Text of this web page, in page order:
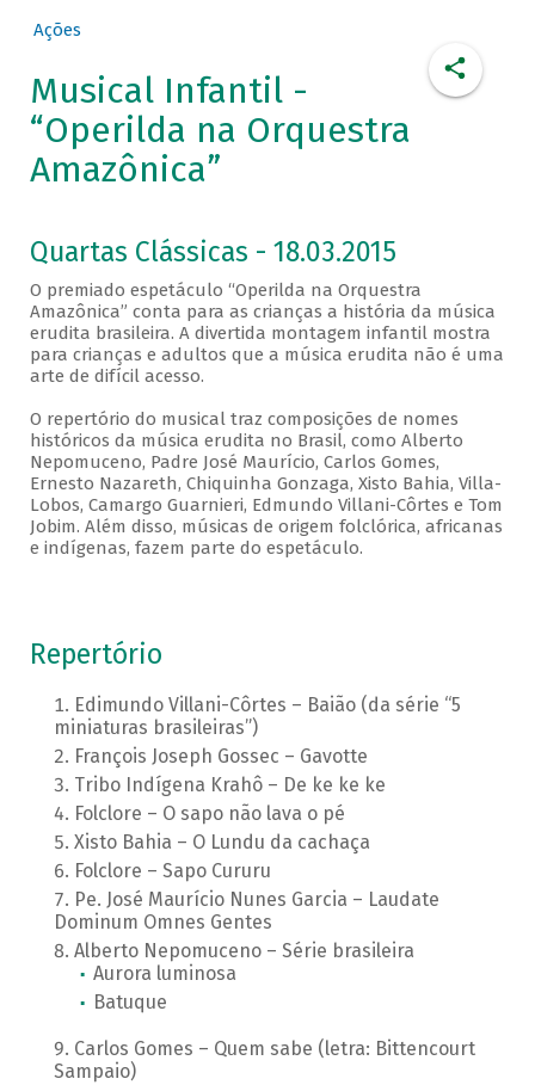
Ações
Musical Infantil -
“Operilda na Orquestra
Amazônica”
Quartas Clássicas - 18.03.2015
O premiado espetáculo “Operilda na Orquestra
Amazônica” conta para as crianças a história da música
erudita brasileira. A divertida montagem infantil mostra
para crianças e adultos que a música erudita não é uma
arte de difícil acesso.
O repertório do musical traz composições de nomes
históricos da música erudita no Brasil, como Alberto
Nepomuceno, Padre José Maurício, Carlos Gomes,
Ernesto Nazareth, Chiquinha Gonzaga, Xisto Bahia, Villa-
Lobos, Camargo Guarnieri, Edmundo Villani-Côrtes e Tom
Jobim. Além disso, músicas de origem folclórica, africanas
e indígenas, fazem parte do espetáculo.
Repertório
Edimundo Villani-Côrtes – Baião (da série “5
miniaturas brasileiras”)
François Joseph Gossec – Gavotte
Tribo Indígena Krahô – De ke ke ke
Folclore – O sapo não lava o pé
Xisto Bahia – O Lundu da cachaça
Folclore – Sapo Cururu
Pe. José Maurício Nunes Garcia – Laudate
Dominum Omnes Gentes
Alberto Nepomuceno – Série brasileira
Aurora luminosa
Batuque
Carlos Gomes – Quem sabe (letra: Bittencourt
Sampaio)